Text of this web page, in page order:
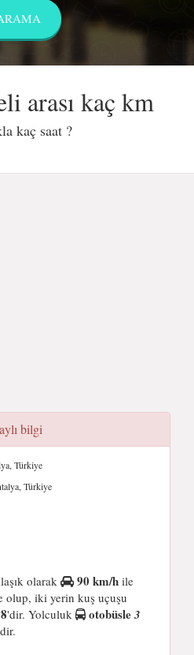
arası kaç km
kaç saat ?
bilgi
Türkiye
Türkiye
olarak 90 km/h ile
olup, iki yerin kuş uçuşu
'dir. Yolculuk otobüsle3